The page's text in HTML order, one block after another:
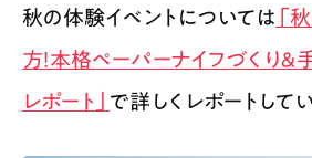
秋の体験イベントについては 「
方！本格ペーパーナイフづくり＆
レポート」 で詳しくレポートしてい